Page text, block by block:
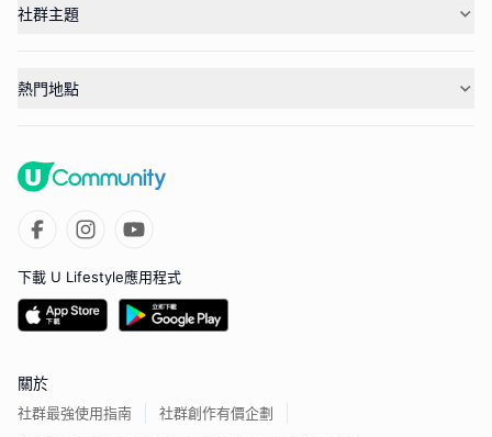
社群主題
熱門地點
下載 U Lifestyle應用程式
關於
社群最強使用指南
社群創作有價企劃